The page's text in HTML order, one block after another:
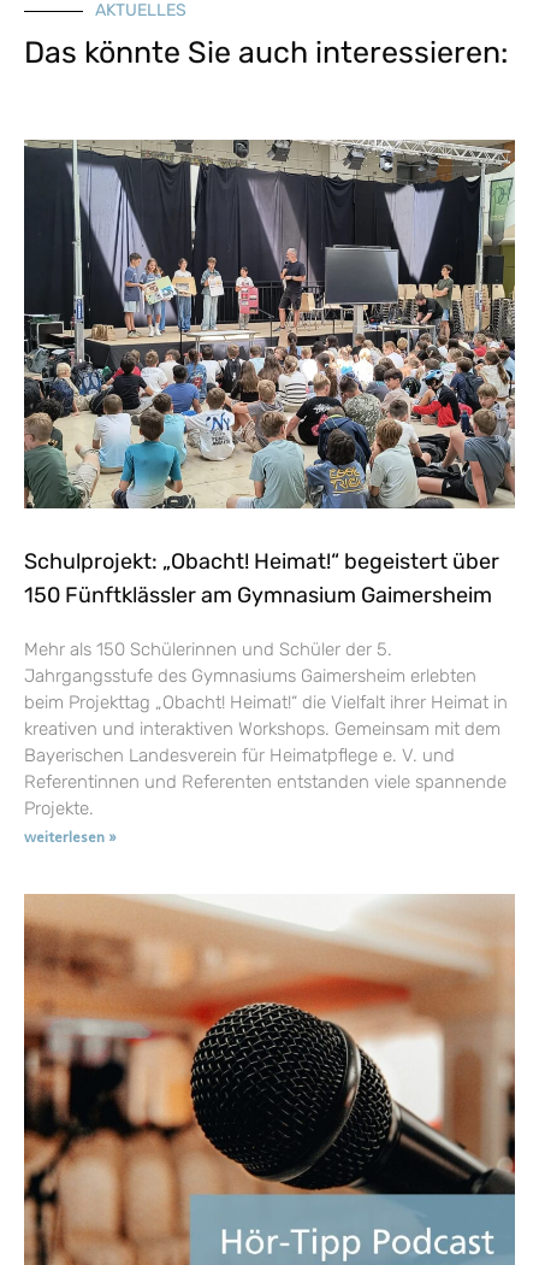
AKTUELLES
Das könnte Sie auch interessieren:
Schulprojekt: „Obacht! Heimat!“ begeistert über
150 Fünftklässler am Gymnasium Gaimersheim
Mehr als 150 Schülerinnen und Schüler der 5.
Jahrgangsstufe des Gymnasiums Gaimersheim erlebten
beim Projekttag „Obacht! Heimat!“ die Vielfalt ihrer Heimat in
kreativen und interaktiven Workshops. Gemeinsam mit dem
Bayerischen Landesverein für Heimatpflege e. V. und
Referentinnen und Referenten entstanden viele spannende
Projekte.
weiterlesen »